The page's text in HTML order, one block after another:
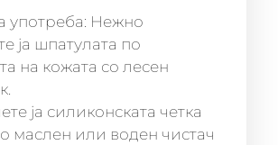
употреба: Нежно
ја шпатулата по
на кожата со лесен
ја силиконската четка
маслен или воден чистач